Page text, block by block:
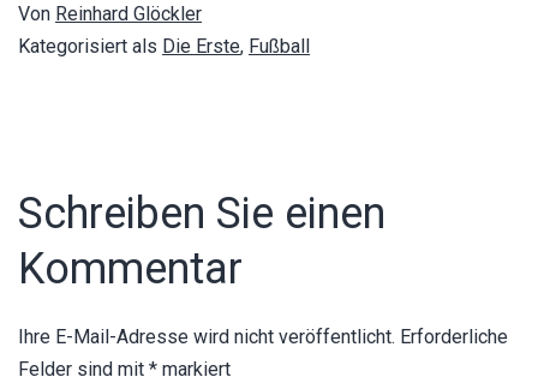
Von Reinhard Glöckler
Kategorisiert als Die Erste, Fußball
Schreiben Sie einen
Kommentar
Ihre E-Mail-Adresse wird nicht veröffentlicht. Erforderliche
Felder sind mit * markiert